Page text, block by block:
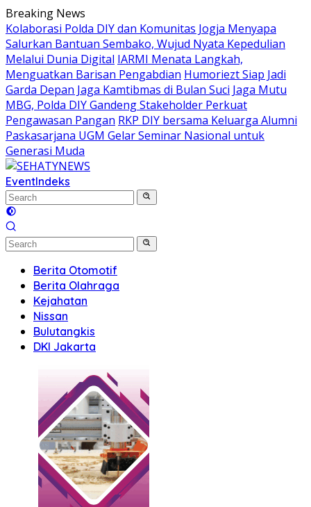
Skip
to
content
Breaking News
Kolaborasi Polda DIY dan Komunitas Jogja Menyapa
Salurkan Bantuan Sembako, Wujud Nyata Kepedulian
Melalui Dunia Digital IARMI Menata Langkah,
Menguatkan Barisan Pengabdian Humoriezt Siap Jadi
Garda Depan Jaga Kamtibmas di Bulan Suci Jaga Mutu
MBG, Polda DIY Gandeng Stakeholder Perkuat
Pengawasan Pangan RKP DIY bersama Keluarga Alumni
Paskasarjana UGM Gelar Seminar Nasional untuk
Generasi Muda
EventIndeks
Berita Otomotif
Berita Olahraga
Kejahatan
Nissan
Bulutangkis
DKI Jakarta